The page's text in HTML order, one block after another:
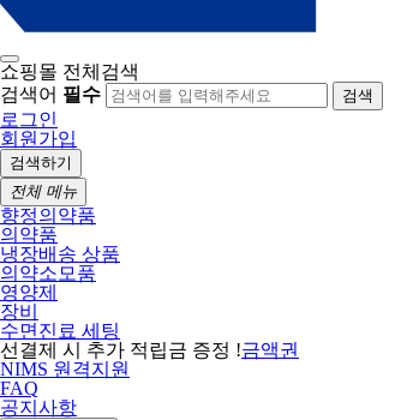
쇼핑몰 전체검색
검색어 필수 검색
로그인
회원가입
검색하기
전체 메뉴
향정의약품
의약품
냉장배송 상품
의약소모품
영양제
장비
수면진료 세팅
선결제 시 추가 적립금 증정 !금액권
NIMS 원격지원
FAQ
공지사항